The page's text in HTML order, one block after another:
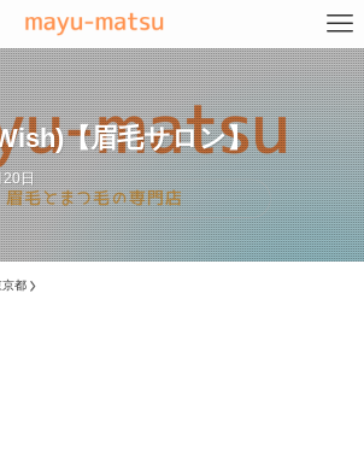
【眉毛サロン】
日
京都